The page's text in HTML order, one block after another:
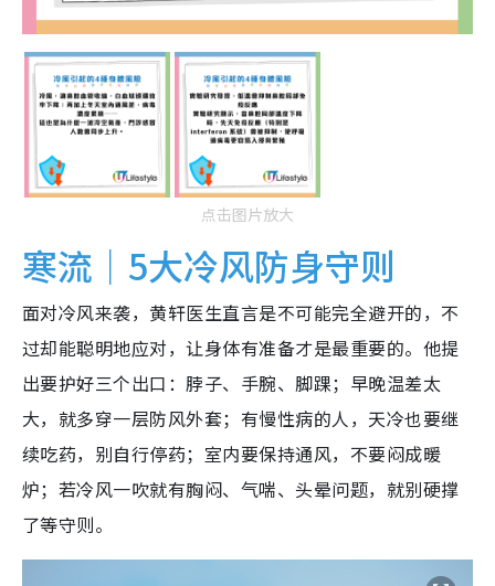
点击图片放大
寒流｜5大冷风防身守则
面对冷风来袭，黄轩医生直言是不可能完全避开的，不
过却能聪明地应对，让身体有准备才是最重要的。他提
出要护好三个出口：脖子、手腕、脚踝；早晚温差太
大，就多穿一层防风外套；有慢性病的人，天冷也要继
续吃药，别自行停药；室内要保持通风，不要闷成暖
炉；若冷风一吹就有胸闷、气喘、头晕问题，就别硬撑
了等守则。